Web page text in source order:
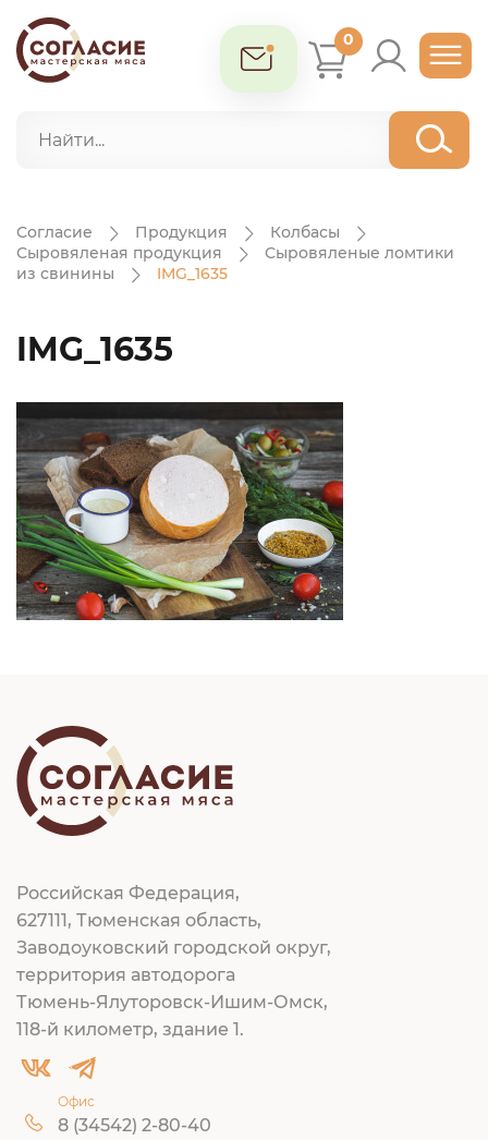
0
Согласие Продукция
Колбасы
Сыровяленая продукция
Сыровяленые ломтики
из свинины
IMG_1635
IMG_1635
Российская Федерация,
627111, Тюменская область,
Заводоуковский городской округ,
территория автодорога
Тюмень-Ялуторовск-Ишим-Омск,
118-й километр, здание 1.
Офис
8 (34542) 2-80-40